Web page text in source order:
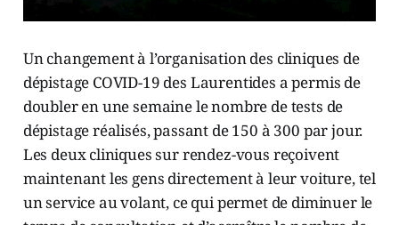
Un changement à l’organisation des cliniques de
dépistage COVID-19 des Laurentides a permis de
doubler en une semaine le nombre de tests de
dépistage réalisés, passant de 150 à 300 par jour.
Les deux cliniques sur rendez-vous reçoivent
maintenant les gens directement à leur voiture, tel
un service au volant, ce qui permet de diminuer le